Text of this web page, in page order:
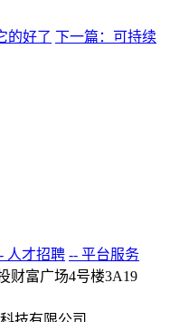
的好了 下一篇：可持续
人才招聘 -- 平台服务
财富广场4号楼3A19